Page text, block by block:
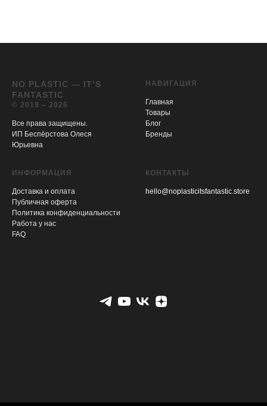
NO PLASTIC — IT’S
FANTASTIC
© 2019 – 2026
Все права защищены.
ИП Беспёрстова Олеся
Юрьевна
НАВИГАЦИЯ
Главная
Товары
Блог
Бренды
ИНФОРМАЦИЯ
Доставка и оплата
Публичная оферта
Политика конфиденциальности
Работа у нас
FAQ
КОНТАКТЫ
hello@noplasticitsfantastic.store